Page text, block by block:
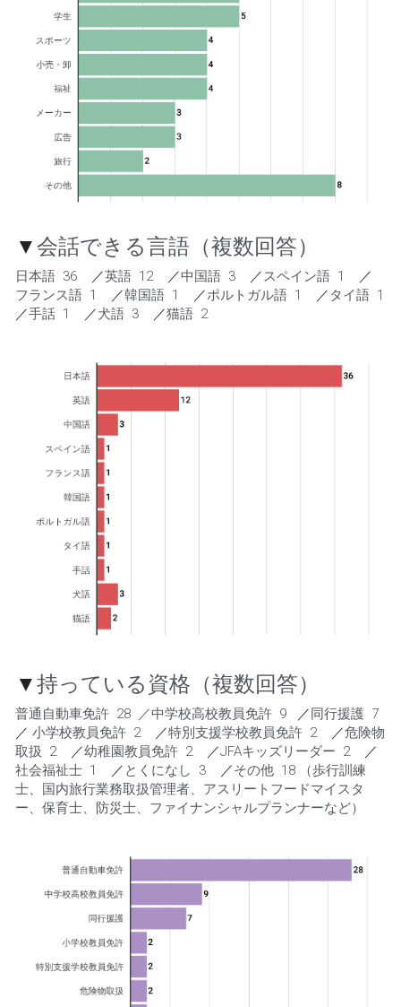
▼会話できる言語（複数回答）
日本語  36 ／英語  12 ／中国語  3 ／スペイン語  1
／
フランス語  1
／韓国語  1 ／ポルトガル語  1 ／
／手話  1 ／犬語  3 ／猫語  2
▼持っている資格（複数回答）
普通自動車免許  28  ／中学校高校教員免許  9 ／
同行援護  7
／ 小学校教員免許  2 ／特別支援学校教員免許  2 ／危険物
取扱  2
／幼稚園教員免許  2 ／JFAキッズリーダー  2
／
社会福祉士  1
／ とくになし  3 ／その他  18 （歩行訓練
士、国内旅行業務取扱管理者、アスリートフードマイスタ
ー、保育士、防災士、ファイナンシャルプランナーなど）